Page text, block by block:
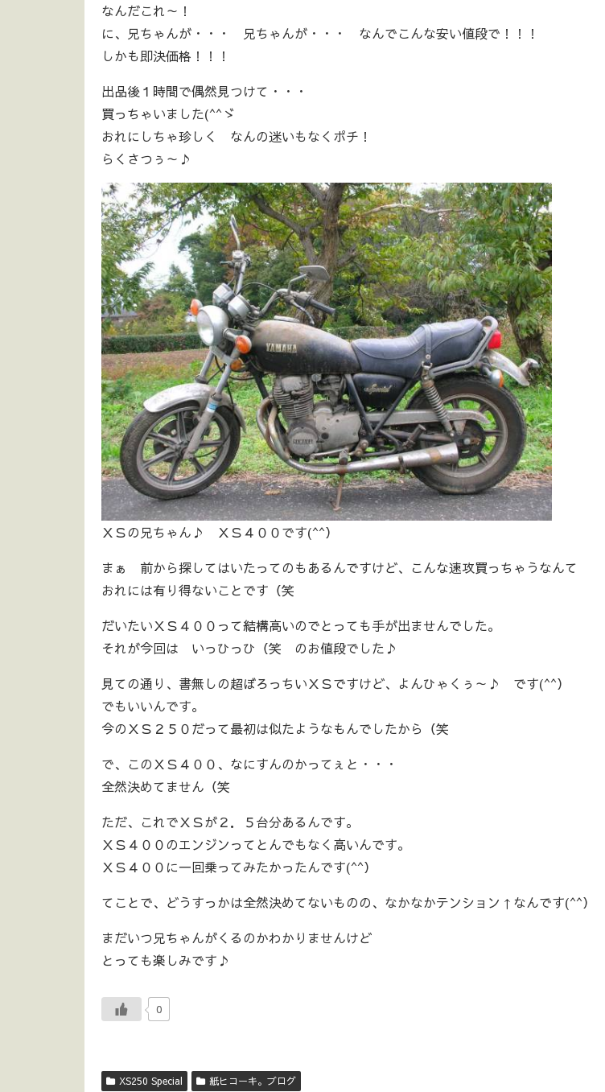
なんだこれ～！
に、兄ちゃんが・・・ 兄ちゃんが・・・ なんでこんな安い値段で！！！
しかも即決価格！！！
出品後１時間で偶然見つけて・・・
買っちゃいました(^^ゞ
おれにしちゃ珍しく なんの迷いもなくポチ！
らくさつぅ～♪
ＸＳの兄ちゃん♪ ＸＳ４００です(^^）
まぁ 前から探してはいたってのもあるんですけど、こんな速攻買っちゃうなんて
おれには有り得ないことです（笑
だいたいＸＳ４００って結構高いのでとっても手が出ませんでした。
それが今回は いっひっひ（笑 のお値段でした♪
見ての通り、書無しの超ぼろっちいＸＳですけど、よんひゃくぅ～♪ です(^^）
でもいいんです。
今のＸＳ２５０だって最初は似たようなもんでしたから（笑
で、このＸＳ４００、なにすんのかってぇと・・・
全然決めてません（笑
ただ、これでＸＳが２．５台分あるんです。
ＸＳ４００のエンジンってとんでもなく高いんです。
ＸＳ４００に一回乗ってみたかったんです(^^）
てことで、どうすっかは全然決めてないものの、なかなかテンション↑なんです(^^）
まだいつ兄ちゃんがくるのかわかりませんけど
とっても楽しみです♪
0
XS250 Special 紙ヒコーキ。ブログ